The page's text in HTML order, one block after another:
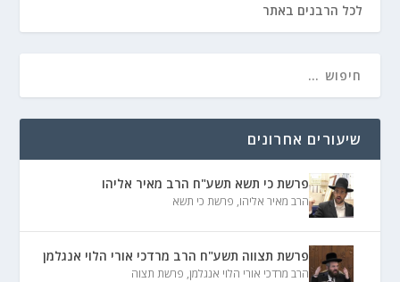
לכל הרבנים באתר
שיעורים אחרונים
פרשת כי תשא תשע"ח הרב מאיר אליהו
הרב מאיר אליהו, פרשת כי תשא
פרשת תצווה תשע"ח הרב מרדכי אורי הלוי אנגלמן
הרב מרדכי אורי הלוי אנגלמן, פרשת תצוה